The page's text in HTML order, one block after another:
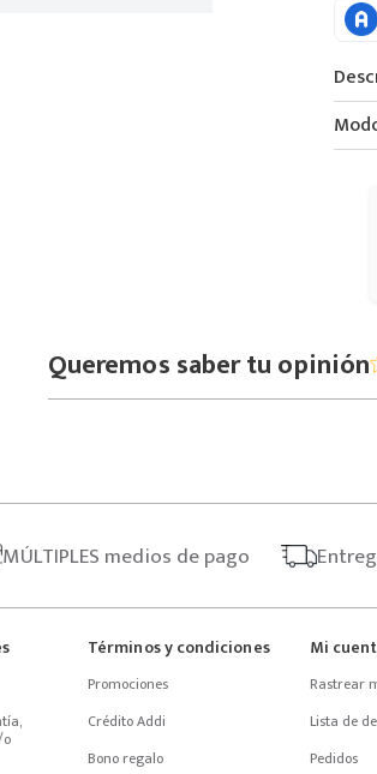
Queremos saber tu opinión
MÚLTIPLES medios de pago
Términos y condiciones
Promociones
Crédito Addi
Bono regalo
Mi
Rastrear
Lista de
Pedidos